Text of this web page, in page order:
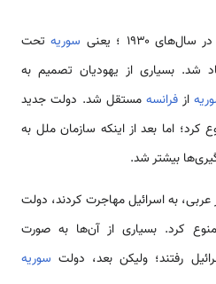
سال‌‌‌‌‌‌‌‌‌‌‌های ۱۹۳۰ ؛ یعنی سوریهتحت
شد. بسیاری از یهودیان تصمیم به
از فرانسهمستقل شد. دولت جدید
کرد؛ اما بعد از اینکه سازمان ملل به
بیشتر شد.
عربی، به اسرائیل ‌‌‌‌‌‌‌‌‌‌مهاجرت کردند، دولت
کرد. بسیاری از آن‌‌‌‌‌‌‌‌‌‌‌ها به صورت
رفتند؛ ولیکن بعد، دولت سوریه